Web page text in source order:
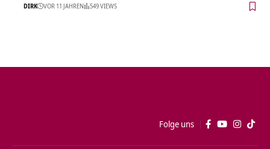
DIRK VOR 11 JAHREN 549 VIEWS
Folge uns